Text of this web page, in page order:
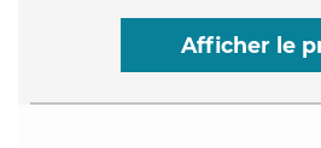
Afficher le